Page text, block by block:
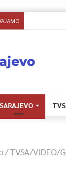
SARAJEVO
/TVSA/VIDEO/